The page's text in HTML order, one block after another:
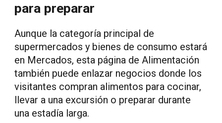
para preparar
Aunque la categoría principal de
supermercados y bienes de consumo estará
en Mercados, esta página de Alimentación
también puede enlazar negocios donde los
visitantes compran alimentos para cocinar,
llevar a una excursión o preparar durante
una estadía larga.